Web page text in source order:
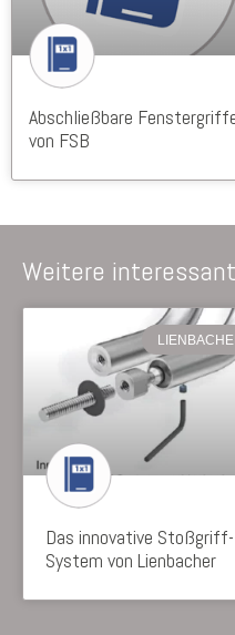
Abschließbare
von FSB
Weitere
Das innovative Stoßgriff-
System von Lienbacher